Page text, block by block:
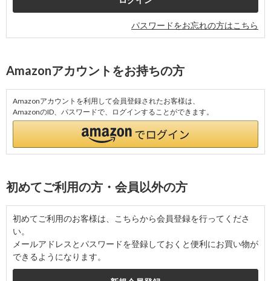
パスワードをお忘れの方はこちら
Amazonアカウントをお持ちの方
Amazonアカウントを利用して会員登録されたお客様は、
AmazonのID、パスワードで、ログインすることができます。
初めてご利用の方・会員以外の方
初めてご利用のお客様は、こちらから会員登録を行ってくださ
い。
メールアドレスとパスワードを登録しておくと便利にお買い物が
できるようになります。